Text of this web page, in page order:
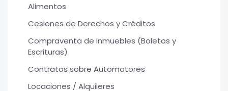
Alimentos
Cesiones de Derechos y Créditos
Compraventa de Inmuebles (Boletos y
Escrituras)
Contratos sobre Automotores
Locaciones / Alquileres